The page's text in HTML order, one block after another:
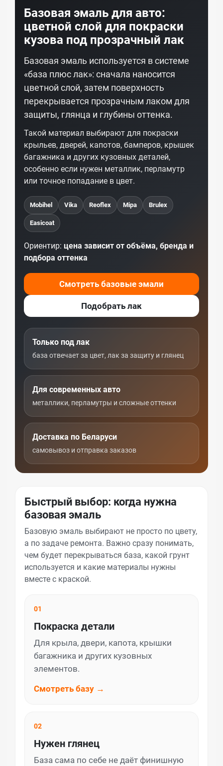
Базовая эмаль для авто:
цветной слой для покраски
кузова под прозрачный лак
Базовая эмаль используется в системе
«база плюс лак»: сначала наносится
цветной слой, затем поверхность
перекрывается прозрачным лаком для
защиты, глянца и глубины оттенка.
Такой материал выбирают для покраски
крыльев, дверей, капотов, бамперов, крышек
багажника и других кузовных деталей,
особенно если нужен металлик, перламутр
или точное попадание в цвет.
Mobihel Vika Reoflex Mipa Brulex
Easicoat
Ориентир: цена зависит от объёма, бренда и
подбора оттенка
Смотреть базовые эмали
Подобрать лак
Только под лак
база отвечает за цвет, лак за защиту и глянец
Для современных авто
металлики, перламутры и сложные оттенки
Доставка по Беларуси
самовывоз и отправка заказов
Быстрый выбор: когда нужна
базовая эмаль
Базовую эмаль выбирают не просто по цвету,
а по задаче ремонта. Важно сразу понимать,
чем будет перекрываться база, какой грунт
используется и какие материалы нужны
вместе с краской.
01
Покраска детали
Для крыла, двери, капота, крышки
багажника и других кузовных
элементов.
Смотреть базу →
02
Нужен глянец
База сама по себе не даёт финишную